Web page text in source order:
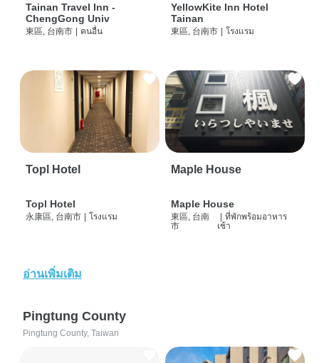
Tainan Travel Inn -
ChengGong Univ
東區, 台南市 | คนอื่น
YellowKite Inn Hotel
Tainan
東區, 台南市 | โรงแรม
Topl Hotel
Topl Hotel
永康區, 台南市 | โรงแรม
Maple House
Maple House
東區, 台南
市
| ที่พักพร้อมอาหาร
เช้า
อ่านเพิ่มเติม
Pingtung County
Pingtung County, Taiwan